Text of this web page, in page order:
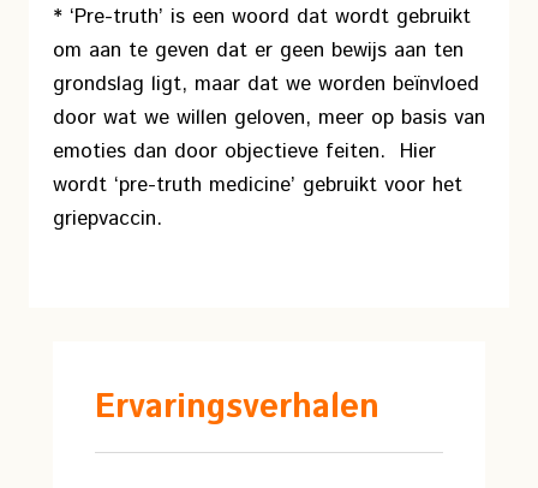
Ervaringsverhalen
* ‘Pre-truth’ is een woord dat wordt gebruikt
om aan te geven dat er geen bewijs aan ten
grondslag ligt, maar dat we worden beïnvloed
door wat we willen geloven, meer op basis van
emoties dan door objectieve feiten. Hier
wordt ‘pre-truth medicine’ gebruikt voor het
griepvaccin.